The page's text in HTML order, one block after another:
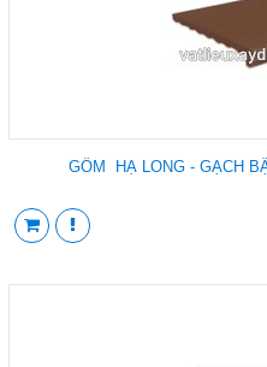
GỐM HẠ LONG - GẠCH